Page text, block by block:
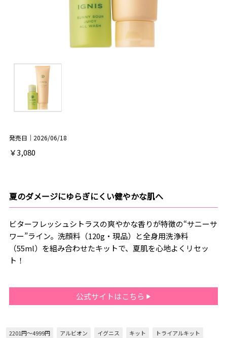
発売日｜2026/06/18
￥3,080
夏のダメージにゆらぎにくい健やかな肌へ
ビターフレッシュシトラスの爽やかな香りが特徴の“サニーサ
ワー”ライン。洗顔料（120g・現品）と全身用洗浄料
（55ml）を組み合わせたキットで、夏肌を心地よくリセッ
ト！
公式サイトはこちら
2201円～4999円 アルビオン イグニス キット トライアルキット